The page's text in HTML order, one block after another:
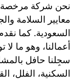
نحن شركة مرخصة
معايير السلامة
السعودية. كما
أعمالنا، وهو ما
سجِلنا حافل
السكنية، الفلل،